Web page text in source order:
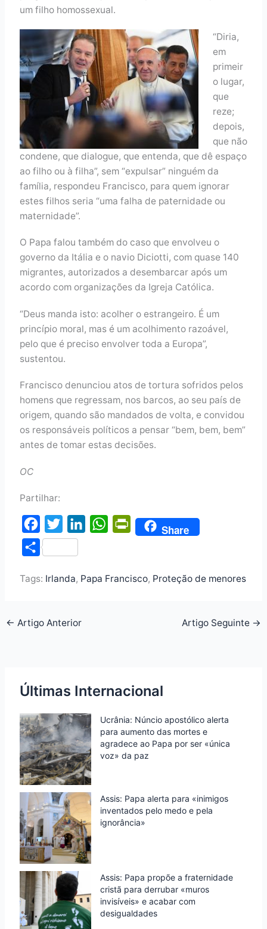
um filho homossexual.
“Diria,
em
primeir
o lugar,
que
reze;
depois,
que não
condene, que dialogue, que entenda, que dê espaço
ao filho ou à filha”, sem “expulsar” ninguém da
família, respondeu Francisco, para quem ignorar
estes filhos seria “uma falha de paternidade ou
maternidade”.
O Papa falou também do caso que envolveu o
governo da Itália e o navio Diciotti, com quase 140
migrantes, autorizados a desembarcar após um
acordo com organizações da Igreja Católica.
“Deus manda isto: acolher o estrangeiro. É um
princípio moral, mas é um acolhimento razoável,
pelo que é preciso envolver toda a Europa”,
sustentou.
Francisco denunciou atos de tortura sofridos pelos
homens que regressam, nos barcos, ao seu país de
origem, quando são mandados de volta, e convidou
os responsáveis políticos a pensar “bem, bem, bem”
antes de tomar estas decisões.
OC
Partilhar:
a
c
e
w
i
t
k
W
t
P
n
n
l
y
Share
S
a
e
Tags: Irlanda, Papa Francisco, Proteção de menores
← Artigo Anterior Artigo Seguinte →
Últimas Internacional
Ucrânia: Núncio apostólico alerta
para aumento das mortes e
agradece ao Papa por ser «única
voz» da paz
Assis: Papa alerta para «inimigos
inventados pelo medo e pela
ignorância»
Assis: Papa propõe a fraternidade
cristã para derrubar «muros
invisíveis» e acabar com
desigualdades